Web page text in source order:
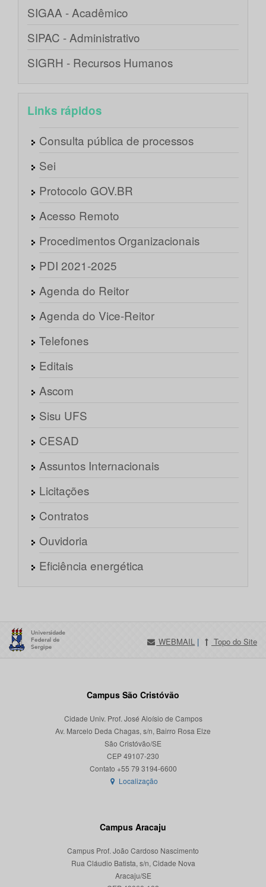
SIGAA - Acadêmico
SIPAC - Administrativo
SIGRH - Recursos Humanos
Links rápidos
Consulta pública de processos
Sei
Protocolo GOV.BR
Acesso Remoto
Procedimentos Organizacionais
PDI 2021-2025
Agenda do Reitor
Agenda do Vice-Reitor
Telefones
Editais
Ascom
Sisu UFS
CESAD
Assuntos Internacionais
Licitações
Contratos
Ouvidoria
Eficiência energética
WEBMAIL | Topo do Site
Campus São Cristóvão
Cidade Univ. Prof. José Aloísio de Campos
Av. Marcelo Deda Chagas, s/n, Bairro Rosa Elze
São Cristóvão/SE
CEP 49107-230
Localização
Campus Aracaju
Campus Prof. João Cardoso Nascimento
Rua Cláudio Batista, s/n, Cidade Nova
Aracaju/SE